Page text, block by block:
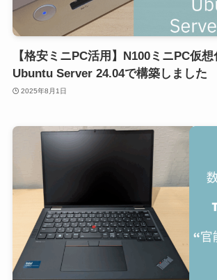
【格安ミニPC活用】N100ミニPC仮
Ubuntu Server 24.04で構築しました
2025年8月1日